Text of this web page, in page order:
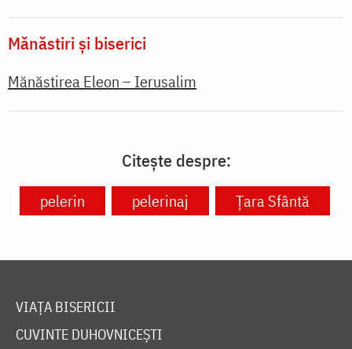
Mănăstiri și biserici
Mănăstirea Eleon – Ierusalim
Citește despre:
pelerin pelerinaj Ţara Sfântă
VIAȚA BISERICII
CUVINTE DUHOVNICEȘTI